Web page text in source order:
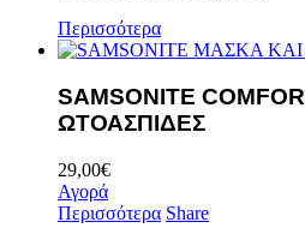
Περισσότερα
SAMSONITE
ΩΤΟΑΣΠΙΔΕΣ
29,00€
Αγορά
Περισσότερα Share